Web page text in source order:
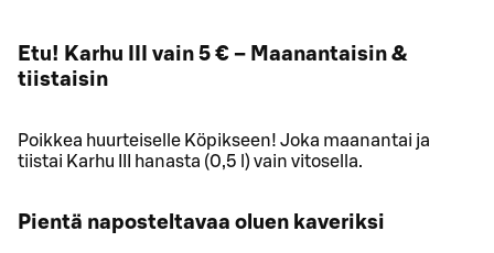
Etu! Karhu III vain 5 € – Maanantaisin &
tiistaisin
Poikkea huurteiselle Köpikseen! Joka maanantai ja
tiistai Karhu III hanasta (0,5 l) vain vitosella.
Pientä naposteltavaa oluen kaveriksi